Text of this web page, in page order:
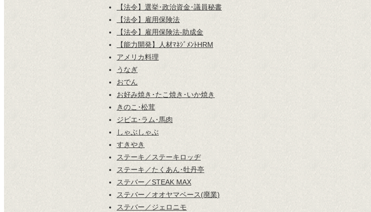
【法令】選挙･政治資金･議員秘書
【法令】雇用保険法
【法令】雇用保険法-助成金
【能力開発】人材ﾏﾈｼﾞﾒﾝﾄHRM
アメリカ料理
うなぎ
おでん
お好み焼き･たこ焼き･いか焼き
きのこ･松茸
ジビエ･ラム･馬肉
しゃぶしゃぶ
すきやき
ステーキ／ステーキロッヂ
ステーキ／たくあん･牡丹亭
ステバー／STEAK MAX
ステバー／オオヤマベース(廃業)
ステバー／ジェロニモ